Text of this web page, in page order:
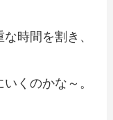
時間を割き、
くのかな～。